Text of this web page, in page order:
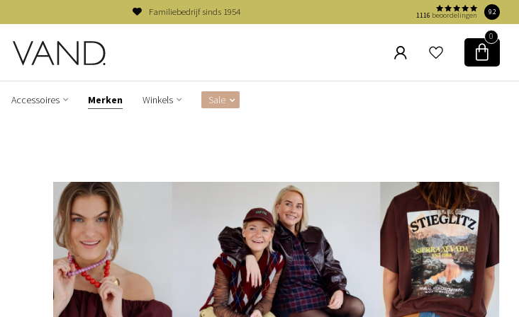
Familiebedrijf sinds 1954 1116 beoordelingen 9.2
0
Accessoires Merken Winkels Sale